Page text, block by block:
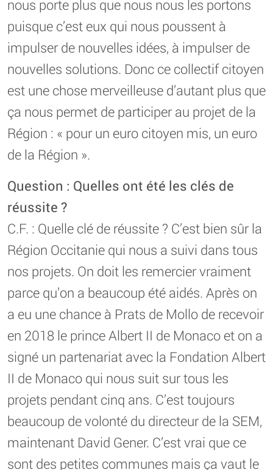
nous porte plus que nous nous les portons
puisque c’est eux qui nous poussent à
impulser de nouvelles idées, à impulser de
nouvelles solutions. Donc ce collectif citoyen
est une chose merveilleuse d’autant plus que
ça nous permet de participer au projet de la
Région : « pour un euro citoyen mis, un euro
de la Région ».
Question : Quelles ont été les clés de
réussite ?
C.F. : Quelle clé de réussite ? C’est bien sûr la
Région Occitanie qui nous a suivi dans tous
nos projets. On doit les remercier vraiment
parce qu’on a beaucoup été aidés. Après on
a eu une chance à Prats de Mollo de recevoir
en 2018 le prince Albert II de Monaco et on a
signé un partenariat avec la Fondation Albert
II de Monaco qui nous suit sur tous les
projets pendant cinq ans. C’est toujours
beaucoup de volonté du directeur de la SEM,
maintenant David Gener. C’est vrai que ce
sont des petites communes mais ça vaut le